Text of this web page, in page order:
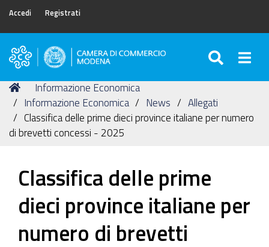
Accedi Registrati
Camera
Commercio
di
Modena
Tu
sei
qui:
Home
Informazione Economica
Informazione Economica
News
Allegati
Classifica delle prime dieci province italiane per numero
di brevetti concessi - 2025
Classifica delle prime
dieci province italiane per
numero di brevetti